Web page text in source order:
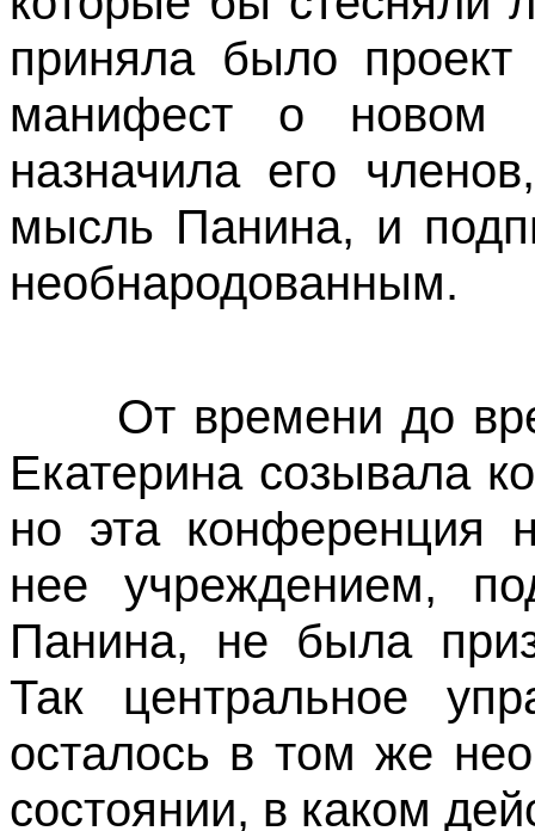
приняла было
манифест о новом
назначила его
мысль Панина, и
необнародованным.
От времени до
Екатерина созывала
но эта конференция
нее учреждением,
Панина, не была
Так центральное
осталось в том же
состоянии, в каком